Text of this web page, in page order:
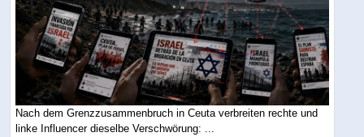
Nach dem Grenzzusammenbruch in Ceuta verbreiten rechte und
linke Influencer dieselbe Verschwörung: ...